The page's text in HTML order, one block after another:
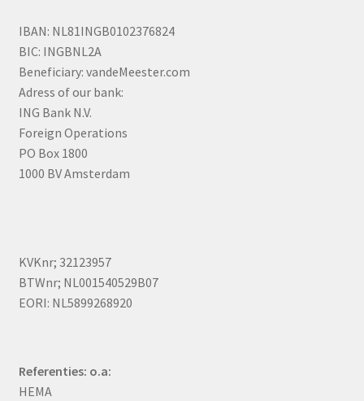
IBAN: NL81INGB0102376824
BIC: INGBNL2A
Beneficiary: vandeMeester.com
Adress of our bank:
ING Bank N.V.
Foreign Operations
PO Box 1800
1000 BV Amsterdam
KVKnr; 32123957
BTWnr; NL001540529B07
EORI: NL5899268920
Referenties: o.a:
HEMA